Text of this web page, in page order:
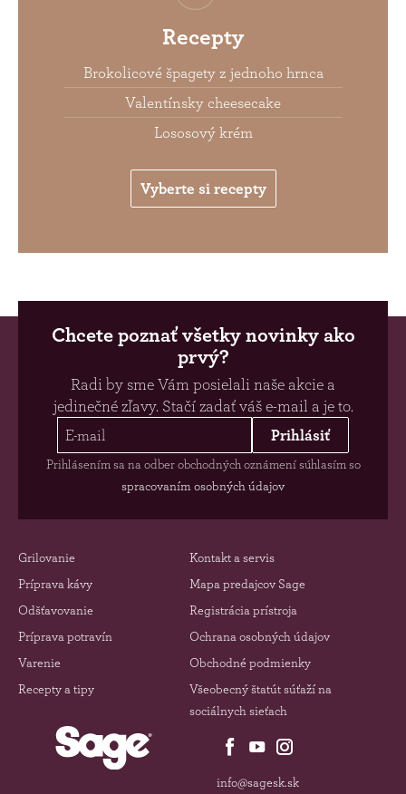
Recepty
Brokolicové špagety z jednoho hrnca
Valentínsky cheesecake
Lososový krém
Vyberte si recepty
Chcete poznať všetky novinky ako
prvý?
Radi by sme Vám posielali naše akcie a
jedinečné zľavy. Stačí zadať váš e-mail a je to.
Prihlásiť
Prihlásením sa na odber obchodných oznámení súhlasím so
spracovaním osobných údajov
Grilovanie
Príprava kávy
Odšťavovanie
Príprava potravín
Varenie
Recepty a tipy
Kontakt a servis
Mapa predajcov Sage
Registrácia prístroja
Ochrana osobných údajov
Obchodné podmienky
Všeobecný štatút súťaží na
sociálnych sieťach
info@sagesk.sk